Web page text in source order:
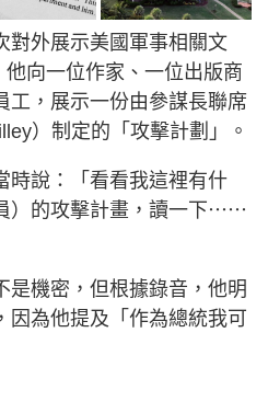
對外展示美國軍事相關文
向一位作家、一位出版商
工，展示一份由參謀長聯席
）制定的「攻擊計劃」。
時說：「看看我這裡有什
）的攻擊計畫，讀一下⋯⋯
是機密，但根據錄音，他明
為他提及「作為總統我可